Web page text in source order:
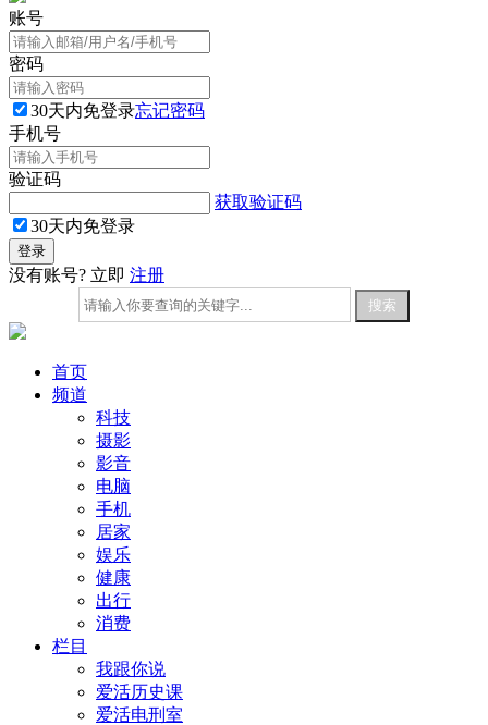
账号
密码
30天内免登录忘记密码
手机号
验证码
获取验证码
30天内免登录
没有账号? 立即 注册
首页
频道
科技
摄影
影音
电脑
手机
居家
娱乐
健康
出行
消费
栏目
我跟你说
爱活历史课
爱活电刑室